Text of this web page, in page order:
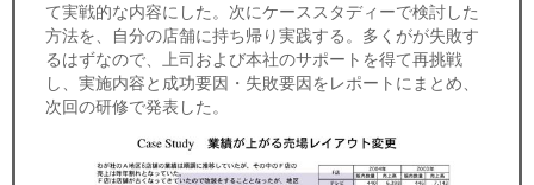
て実戦的な内容にした。次にケーススタディーで検討した
方法を、自分の店舗に持ち帰り実践する。多くがが失敗す
るはずなので、上司および本社のサポートを得て再挑戦
し、実施内容と成功要因・失敗要因をレポートにまとめ、
次回の研修で発表した。